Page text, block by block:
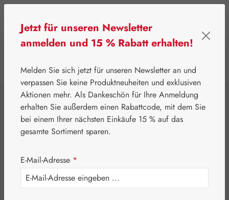
⌂
Pater Severin Naturprodukte
Aromatische Wässer
Petersilwasser
Jetzt für unseren Newsletter
anmelden und 15 % Rabatt erhalten!
Melden Sie sich jetzt für unseren Newsletter an und
verpassen Sie keine Produktneuheiten und exklusiven
Aktionen mehr. Als Dankeschön für Ihre Anmeldung
erhalten Sie außerdem einen Rabattcode, mit dem Sie
bei einem Ihrer nächsten Einkäufe 15 % auf das
gesamte Sortiment sparen.
E-Mail-Adresse *